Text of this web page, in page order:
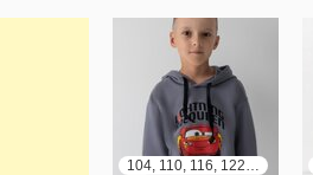
104, 110, 116, 122, 128